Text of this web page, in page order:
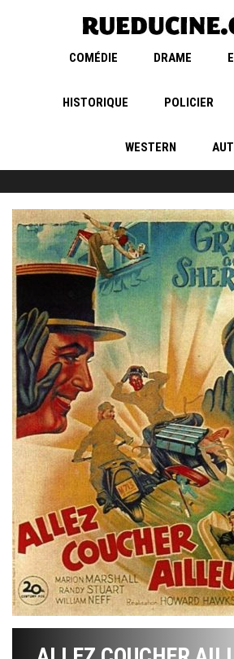
COMÉDIE DRAME
HISTORIQUE POLICIER
WESTERN